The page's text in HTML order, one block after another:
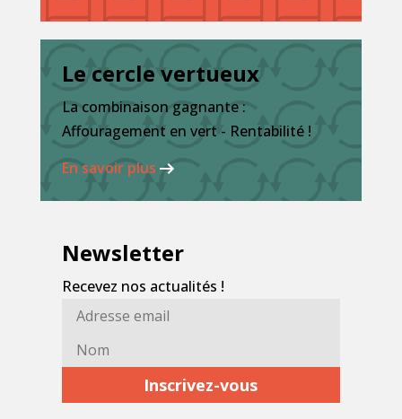
Le cercle vertueux
La combinaison gagnante :
Affouragement en vert - Rentabilité !
En savoir plus
Newsletter
Recevez nos actualités !
Adresse
Nom*